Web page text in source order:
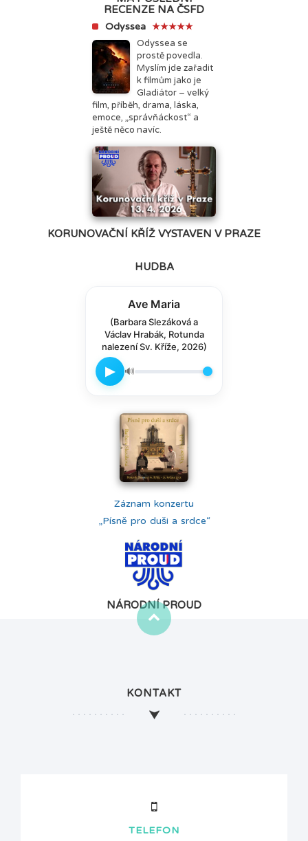
RECENZE NA ČSFD
Odyssea ★★★★★
Odyssea se
prostě povedla.
Myslím jde zařadit
k filmům jako je
Gladiátor – velký
film, příběh, drama, láska,
emoce, „správňáckost“ a
ještě něco navíc.
KORUNOVAČNÍ KŘÍŽ VYSTAVEN V PRAZE
HUDBA
Ave Maria
(Barbara Slezáková a
Václav Hrabák, Rotunda
nalezení Sv. Kříže, 2026)
▶ 🔊
Záznam konzertu
„Písně pro duši a srdce“
NÁRODNÍ PROUD
KONTAKT
TELEFON